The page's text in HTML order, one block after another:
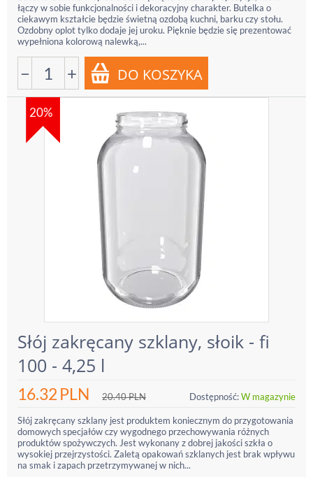
łączy w sobie funkcjonalności i dekoracyjny charakter. Butelka o
ciekawym kształcie będzie świetną ozdobą kuchni, barku czy stołu.
Ozdobny oplot tylko dodaje jej uroku. Pięknie będzie się prezentować
wypełniona kolorową nalewką,...
− +
20%
Słój zakręcany szklany, słoik - fi
100 - 4,25 l
16.32 PLN 20.40PLN Dostępność:W magazynie
Słój zakręcany szklany jest produktem koniecznym do przygotowania
domowych specjałów czy wygodnego przechowywania różnych
produktów spożywczych. Jest wykonany z dobrej jakości szkła o
wysokiej przejrzystości. Zaletą opakowań szklanych jest brak wpływu
na smak i zapach przetrzymywanej w nich...